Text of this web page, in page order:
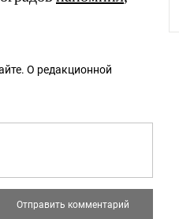
О редакционной